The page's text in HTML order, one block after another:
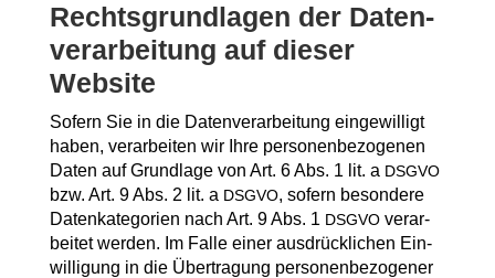
Rechts­grund­la­gen der Daten­
ver­ar­bei­tung auf die­ser
Website
Sofern Sie in die Daten­ver­ar­bei­tung ein­ge­wil­ligt
haben, ver­ar­bei­ten wir Ihre per­so­nen­be­zo­ge­nen
Daten auf Grund­la­ge von Art. 6 Abs. 1 lit. a DSGVO
bzw. Art. 9 Abs. 2 lit. a DSGVO, sofern beson­de­re
Daten­ka­te­go­rien nach Art. 9 Abs. 1 DSGVOver­ar­
bei­tet wer­den. Im Fal­le einer aus­drück­li­chen Ein­
wil­li­gung in die Über­tra­gung per­so­nen­be­zo­ge­ner